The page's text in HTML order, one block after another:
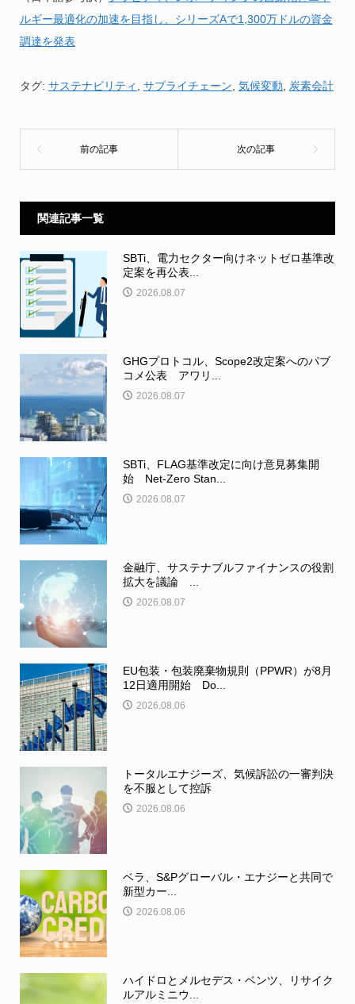
ルギー最適化の加速を目指し、シリーズAで1,300万ドルの資金
調達を発表
タグ: サステナビリティ , サプライチェーン, 気候変動, 炭素会計
関連記事一覧
SBTi、電力セクター向けネットゼロ基準改
定案を再公表...
2026.08.07
GHGプロトコル、Scope2改定案へのパブ
コメ公表 アワリ...
2026.08.07
SBTi、FLAG基準改定に向け意見募集開
始 Net-Zero Stan...
2026.08.07
金融庁、サステナブルファイナンスの役割
拡大を議論 ...
2026.08.07
EU包装・包装廃棄物規則（PPWR）が8月
12日適用開始 Do...
2026.08.06
トータルエナジーズ、気候訴訟の一審判決
を不服として控訴
2026.08.06
ベラ、S&Pグローバル・エナジーと共同で
新型カー...
2026.08.06
ハイドロとメルセデス・ベンツ、リサイク
ルアルミニウ...